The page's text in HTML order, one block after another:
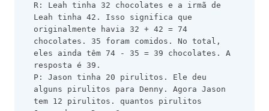
R: Leah tinha 32 chocolates e a irmã de
Leah tinha 42. Isso significa que
originalmente havia 32 + 42 = 74
chocolates. 35 foram comidos. No total,
eles ainda têm 74 - 35 = 39 chocolates. A
resposta é 39.
P: Jason tinha 20 pirulitos. Ele deu
alguns pirulitos para Denny. Agora Jason
tem 12 pirulitos. quantos pirulitos